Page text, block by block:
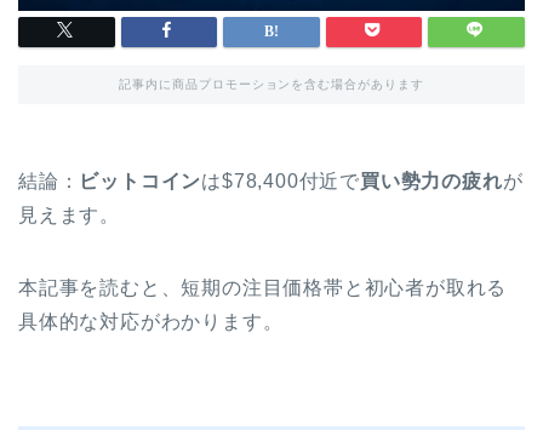
記事内に商品プロモーションを含む場合があります
結論： ビットコインは$78,400付近で買い勢力の疲れが
見えます。
本記事を読むと、短期の注目価格帯と初心者が取れる
具体的な対応がわかります。